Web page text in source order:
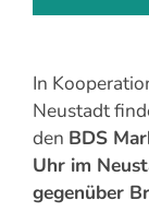
In
Neustadt
den BDS
Uhr im
gegenüber